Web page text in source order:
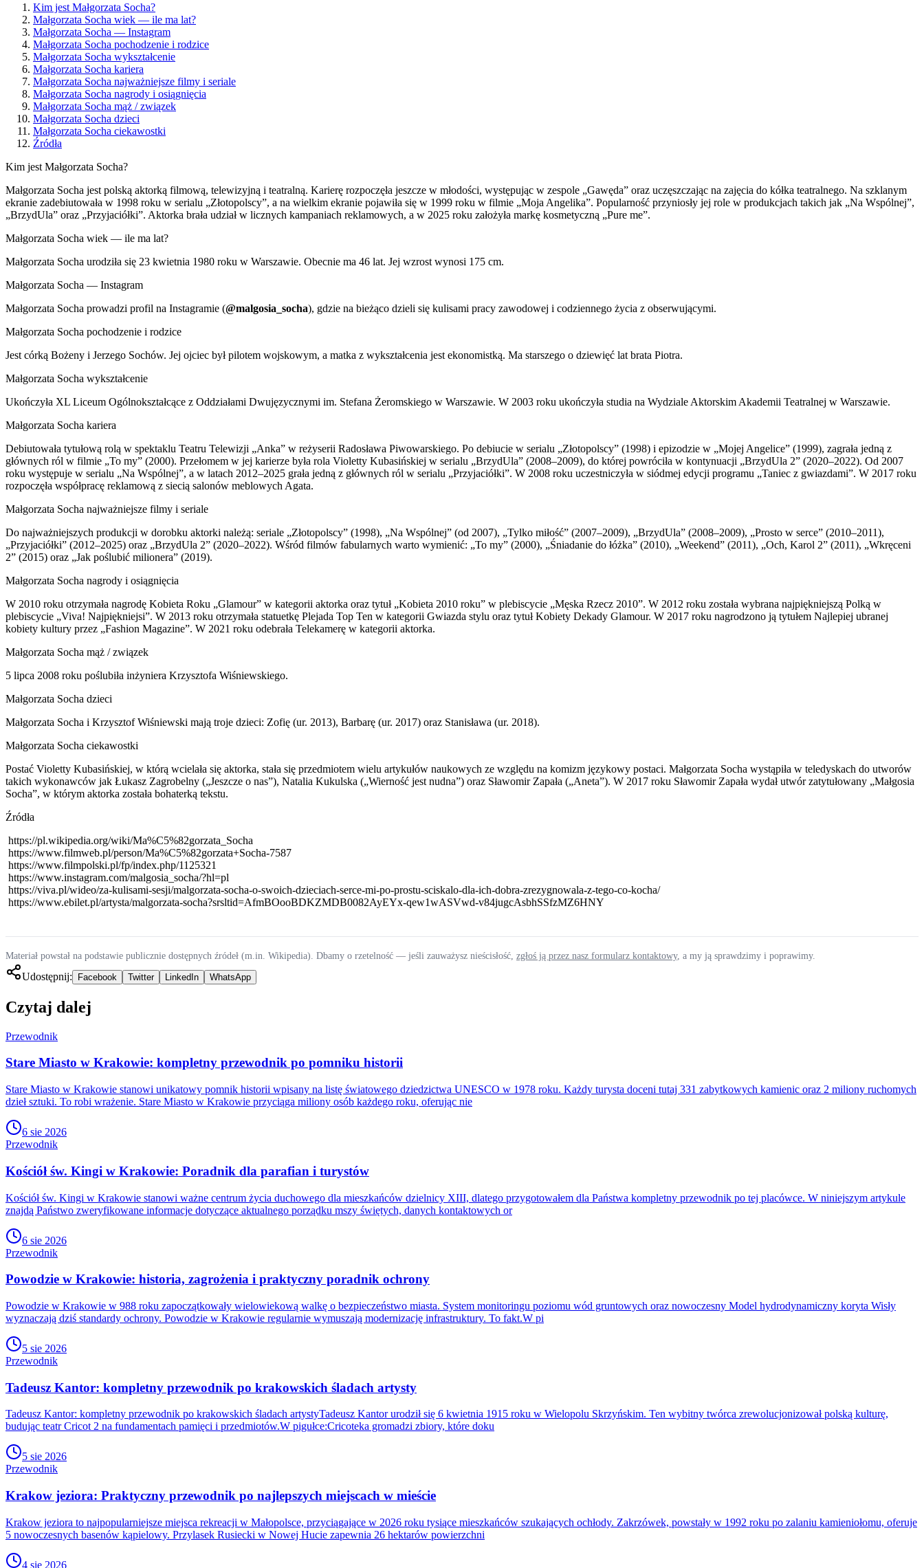
Kim jest Małgorzata Socha?
Małgorzata Socha wiek — ile ma lat?
Małgorzata Socha — Instagram
Małgorzata Socha pochodzenie i rodzice
Małgorzata Socha wykształcenie
Małgorzata Socha kariera
Małgorzata Socha najważniejsze filmy i seriale
Małgorzata Socha nagrody i osiągnięcia
Małgorzata Socha mąż / związek
Małgorzata Socha dzieci
Małgorzata Socha ciekawostki
Źródła
Kim jest Małgorzata Socha?
Małgorzata Socha jest polską aktorką filmową, telewizyjną i teatralną. Karierę rozpoczęła jeszcze w młodości, występując w zespole „Gawęda” oraz uczęszczając na zajęcia do kółka teatralnego. Na szklanym
ekranie zadebiutowała w 1998 roku w serialu „Złotopolscy”, a na wielkim ekranie pojawiła się w 1999 roku w filmie „Moja Angelika”. Popularność przyniosły jej role w produkcjach takich jak „Na Wspólnej”,
„BrzydUla” oraz „Przyjaciółki”. Aktorka brała udział w licznych kampaniach reklamowych, a w 2025 roku założyła markę kosmetyczną „Pure me”.
Małgorzata Socha wiek — ile ma lat?
Małgorzata Socha urodziła się 23 kwietnia 1980 roku w Warszawie. Obecnie ma 46 lat. Jej wzrost wynosi 175 cm.
Małgorzata Socha — Instagram
Małgorzata Socha prowadzi profil na Instagramie (@malgosia_socha), gdzie na bieżąco dzieli się kulisami pracy zawodowej i codziennego życia z obserwującymi.
Małgorzata Socha pochodzenie i rodzice
Jest córką Bożeny i Jerzego Sochów. Jej ojciec był pilotem wojskowym, a matka z wykształcenia jest ekonomistką. Ma starszego o dziewięć lat brata Piotra.
Małgorzata Socha wykształcenie
Ukończyła XL Liceum Ogólnokształcące z Oddziałami Dwujęzycznymi im. Stefana Żeromskiego w Warszawie. W 2003 roku ukończyła studia na Wydziale Aktorskim Akademii Teatralnej w Warszawie.
Małgorzata Socha kariera
Debiutowała tytułową rolą w spektaklu Teatru Telewizji „Anka” w reżyserii Radosława Piwowarskiego. Po debiucie w serialu „Złotopolscy” (1998) i epizodzie w „Mojej Angelice” (1999), zagrała jedną z
głównych ról w filmie „To my” (2000). Przełomem w jej karierze była rola Violetty Kubasińskiej w serialu „BrzydUla” (2008–2009), do której powróciła w kontynuacji „BrzydUla 2” (2020–2022). Od 2007
roku występuje w serialu „Na Wspólnej”, a w latach 2012–2025 grała jedną z głównych ról w serialu „Przyjaciółki”. W 2008 roku uczestniczyła w siódmej edycji programu „Taniec z gwiazdami”. W 2017 roku
rozpoczęła współpracę reklamową z siecią salonów meblowych Agata.
Małgorzata Socha najważniejsze filmy i seriale
Do najważniejszych produkcji w dorobku aktorki należą: seriale „Złotopolscy” (1998), „Na Wspólnej” (od 2007), „Tylko miłość” (2007–2009), „BrzydUla” (2008–2009), „Prosto w serce” (2010–2011),
„Przyjaciółki” (2012–2025) oraz „BrzydUla 2” (2020–2022). Wśród filmów fabularnych warto wymienić: „To my” (2000), „Śniadanie do łóżka” (2010), „Weekend” (2011), „Och, Karol 2” (2011), „Wkręceni
2” (2015) oraz „Jak poślubić milionera” (2019).
Małgorzata Socha nagrody i osiągnięcia
W 2010 roku otrzymała nagrodę Kobieta Roku „Glamour” w kategorii aktorka oraz tytuł „Kobieta 2010 roku” w plebiscycie „Męska Rzecz 2010”. W 2012 roku została wybrana najpiękniejszą Polką w
plebiscycie „Viva! Najpiękniejsi”. W 2013 roku otrzymała statuetkę Plejada Top Ten w kategorii Gwiazda stylu oraz tytuł Kobiety Dekady Glamour. W 2017 roku nagrodzono ją tytułem Najlepiej ubranej
kobiety kultury przez „Fashion Magazine”. W 2021 roku odebrała Telekamerę w kategorii aktorka.
Małgorzata Socha mąż / związek
5 lipca 2008 roku poślubiła inżyniera Krzysztofa Wiśniewskiego.
Małgorzata Socha dzieci
Małgorzata Socha i Krzysztof Wiśniewski mają troje dzieci: Zofię (ur. 2013), Barbarę (ur. 2017) oraz Stanisława (ur. 2018).
Małgorzata Socha ciekawostki
Postać Violetty Kubasińskiej, w którą wcielała się aktorka, stała się przedmiotem wielu artykułów naukowych ze względu na komizm językowy postaci. Małgorzata Socha wystąpiła w teledyskach do utworów
takich wykonawców jak Łukasz Zagrobelny („Jeszcze o nas”), Natalia Kukulska („Wierność jest nudna”) oraz Sławomir Zapała („Aneta”). W 2017 roku Sławomir Zapała wydał utwór zatytułowany „Małgosia
Socha”, w którym aktorka została bohaterką tekstu.
Źródła
https://pl.wikipedia.org/wiki/Ma%C5%82gorzata_Socha
https://www.filmweb.pl/person/Ma%C5%82gorzata+Socha-7587
https://www.filmpolski.pl/fp/index.php/1125321
https://www.instagram.com/malgosia_socha/?hl=pl
https://viva.pl/wideo/za-kulisami-sesji/malgorzata-socha-o-swoich-dzieciach-serce-mi-po-prostu-sciskalo-dla-ich-dobra-zrezygnowala-z-tego-co-kocha/
https://www.ebilet.pl/artysta/malgorzata-socha?srsltid=AfmBOooBDKZMDB0082AyEYx-qew1wASVwd-v84jugcAsbhSSfzMZ6HNY
Materiał powstał na podstawie publicznie dostępnych źródeł (m.in. Wikipedia). Dbamy o rzetelność — jeśli zauważysz nieścisłość, zgłoś ją przez nasz formularz kontaktowy, a my ją sprawdzimy i poprawimy.
Udostępnij: Facebook Twitter LinkedIn WhatsApp
Czytaj dalej
Przewodnik
Stare Miasto w Krakowie: kompletny przewodnik po pomniku historii
Stare Miasto w Krakowie stanowi unikatowy pomnik historii wpisany na listę światowego dziedzictwa UNESCO w 1978 roku. Każdy turysta doceni tutaj 331 zabytkowych kamienic oraz 2 miliony ruchomych
dzieł sztuki. To robi wrażenie. Stare Miasto w Krakowie przyciąga miliony osób każdego roku, oferując nie
6 sie 2026
Przewodnik
Kościół św. Kingi w Krakowie: Poradnik dla parafian i turystów
Kościół św. Kingi w Krakowie stanowi ważne centrum życia duchowego dla mieszkańców dzielnicy XIII, dlatego przygotowałem dla Państwa kompletny przewodnik po tej placówce. W niniejszym artykule
znajdą Państwo zweryfikowane informacje dotyczące aktualnego porządku mszy świętych, danych kontaktowych or
6 sie 2026
Przewodnik
Powodzie w Krakowie: historia, zagrożenia i praktyczny poradnik ochrony
Powodzie w Krakowie w 988 roku zapoczątkowały wielowiekową walkę o bezpieczeństwo miasta. System monitoringu poziomu wód gruntowych oraz nowoczesny Model hydrodynamiczny koryta Wisły
wyznaczają dziś standardy ochrony. Powodzie w Krakowie regularnie wymuszają modernizację infrastruktury. To fakt.W pi
5 sie 2026
Przewodnik
Tadeusz Kantor: kompletny przewodnik po krakowskich śladach artysty
Tadeusz Kantor: kompletny przewodnik po krakowskich śladach artystyTadeusz Kantor urodził się 6 kwietnia 1915 roku w Wielopolu Skrzyńskim. Ten wybitny twórca zrewolucjonizował polską kulturę,
budując teatr Cricot 2 na fundamentach pamięci i przedmiotów.W pigułce:Cricoteka gromadzi zbiory, które doku
5 sie 2026
Przewodnik
Krakow jeziora: Praktyczny przewodnik po najlepszych miejscach w mieście
Krakow jeziora to najpopularniejsze miejsca rekreacji w Małopolsce, przyciągające w 2026 roku tysiące mieszkańców szukających ochłody. Zakrzówek, powstały w 1992 roku po zalaniu kamieniołomu, oferuje
5 nowoczesnych basenów kąpielowy. Przylasek Rusiecki w Nowej Hucie zapewnia 26 hektarów powierzchni
4 sie 2026